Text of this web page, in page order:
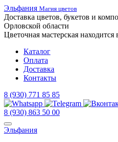
Эльфания Магия цветов
Доставка цветов, букетов и
Орловской области
Цветочная мастерская находится
Каталог
Оплата
Доставка
Контакты
8 (930) 771 85 85
8 (930) 863 50 00
Эльфания